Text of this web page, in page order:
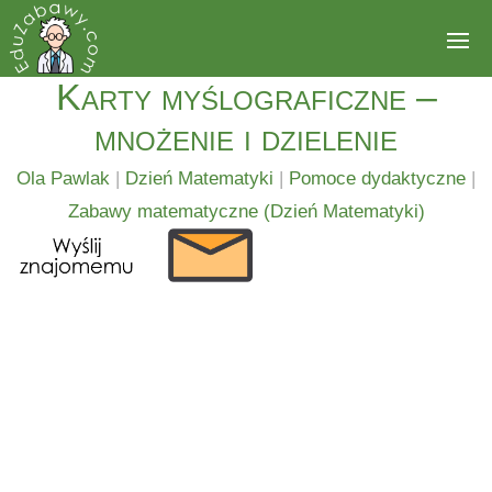
Karty myślograficzne –
mnożenie i dzielenie
Ola Pawlak | Dzień Matematyki | Pomoce dydaktyczne |
Zabawy matematyczne (Dzień Matematyki)